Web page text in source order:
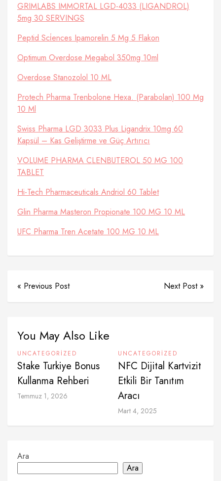
GRIMLABS IMMORTAL LGD-4033 (LIGANDROL)
5mg 30 SERVINGS
Peptid Sci̇ences Ipamorelin 5 Mg 5 Flakon
Optimum Overdose Megabol 350mg 10ml
Overdose Stanozolol 10 ML
Protech Pharma Trenbolone Hexa. (Parabolan) 100 Mg
10 Ml
Swiss Pharma LGD 3033 Plus Ligandrix 10mg 60
Kapsül – Kas Geliştirme ve Güç Artırıcı
VOLUME PHARMA CLENBUTEROL 50 MG 100
TABLET
Hi-Tech Pharmaceuticals Andriol 60 Tablet
Glin Pharma Masteron Propionate 100 MG 10 ML
UFC Pharma Tren Acetate 100 MG 10 ML
« Previous Post Next Post »
You May Also Like
UNCATEGORIZED
Stake Turkiye Bonus
Kullanma Rehberi
Temmuz 1, 2026
UNCATEGORIZED
NFC Dijital Kartvizit
Etkili Bir Tanıtım
Aracı
Mart 4, 2025
Ara
Ara